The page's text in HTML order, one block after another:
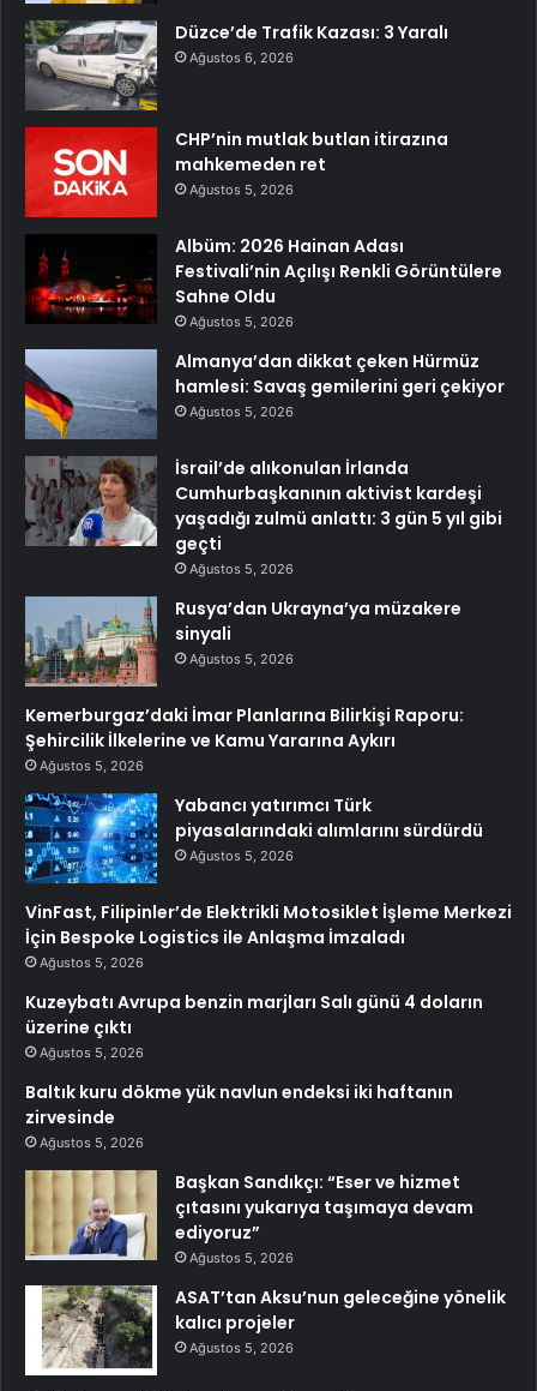
Düzce’de Trafik Kazası: 3 Yaralı
Ağustos 6, 2026
CHP’nin mutlak butlan itirazına
mahkemeden ret
Ağustos 5, 2026
Albüm: 2026 Hainan Adası
Festivali’nin Açılışı Renkli Görüntülere
Sahne Oldu
Ağustos 5, 2026
Almanya’dan dikkat çeken Hürmüz
hamlesi: Savaş gemilerini geri çekiyor
Ağustos 5, 2026
İsrail’de alıkonulan İrlanda
Cumhurbaşkanının aktivist kardeşi
yaşadığı zulmü anlattı: 3 gün 5 yıl gibi
geçti
Ağustos 5, 2026
Rusya’dan Ukrayna’ya müzakere
sinyali
Ağustos 5, 2026
Kemerburgaz’daki İmar Planlarına Bilirkişi Raporu:
Şehircilik İlkelerine ve Kamu Yararına Aykırı
Ağustos 5, 2026
Yabancı yatırımcı Türk
piyasalarındaki alımlarını sürdürdü
Ağustos 5, 2026
VinFast, Filipinler’de Elektrikli Motosiklet İşleme Merkezi
İçin Bespoke Logistics ile Anlaşma İmzaladı
Ağustos 5, 2026
Kuzeybatı Avrupa benzin marjları Salı günü 4 doların
üzerine çıktı
Ağustos 5, 2026
Baltık kuru dökme yük navlun endeksi iki haftanın
zirvesinde
Ağustos 5, 2026
Başkan Sandıkçı: “Eser ve hizmet
çıtasını yukarıya taşımaya devam
ediyoruz”
Ağustos 5, 2026
ASAT’tan Aksu’nun geleceğine yönelik
kalıcı projeler
Ağustos 5, 2026